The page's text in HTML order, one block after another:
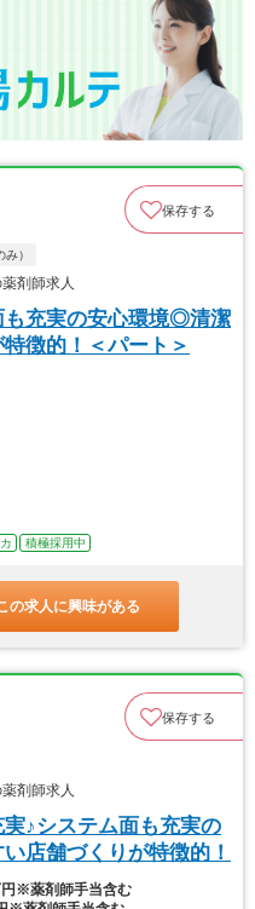
保存する
）
剤師求人
も充実の安心環境◎清潔
徴的！＜パート＞
積極採用中
の求人に興味がある
保存する
剤師求人
実♪システム面も充実の
店舗づくりが特徴的！
円※薬剤師手当含む